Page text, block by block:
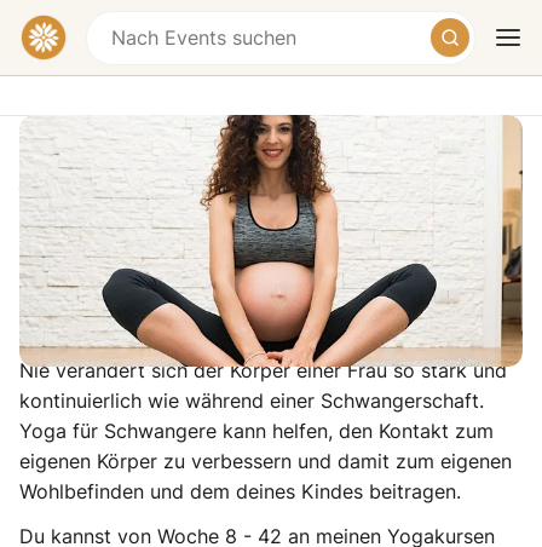
HeuteMorgenWochenende
Pregnancy
Yoga/Schwangerschaftsyoga
Hebammen Praxis Vivre, Solmsstraße 12, 10961
Berlin-Friedrichshain-Kreuzberg, Germany
Nie verändert sich der Körper einer Frau so stark und
kontinuierlich wie während einer Schwangerschaft.
Yoga für Schwangere kann helfen, den Kontakt zum
eigenen Körper zu verbessern und damit zum eigenen
Wohlbefinden und dem deines Kindes beitragen.
Du kannst von Woche 8 - 42 an meinen Yogakursen